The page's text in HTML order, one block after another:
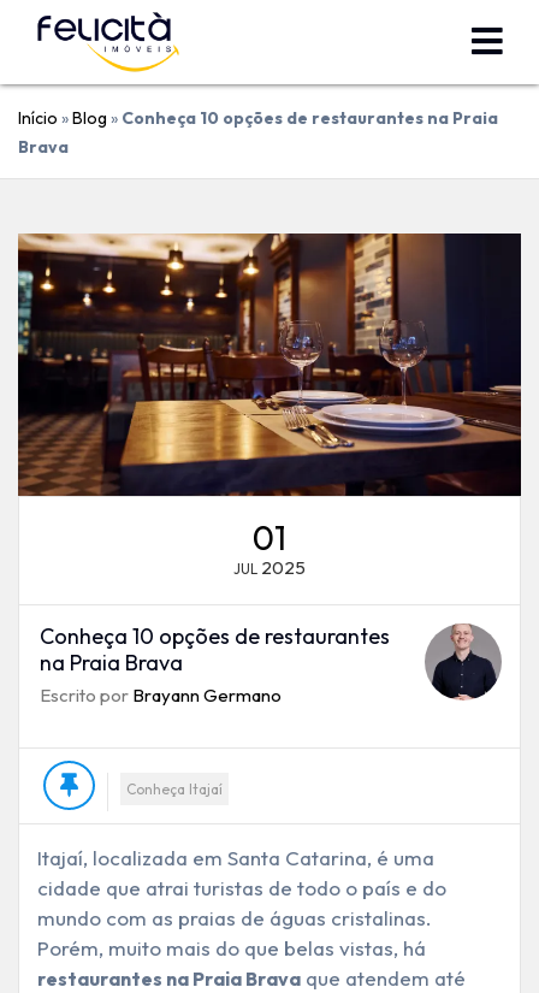
Início »Blog » Conheça 10 opções de restaurantes na Praia
Brava
01
JUL 2025
Conheça 10 opções de restaurantes
na Praia Brava
Escrito por Brayann Germano
Conheça Itajaí
Itajaí, localizada em Santa Catarina, é uma
cidade que atrai turistas de todo o país e do
mundo com as praias de águas cristalinas.
Porém, muito mais do que belas vistas, há
restaurantes na Praia Brava que atendem até